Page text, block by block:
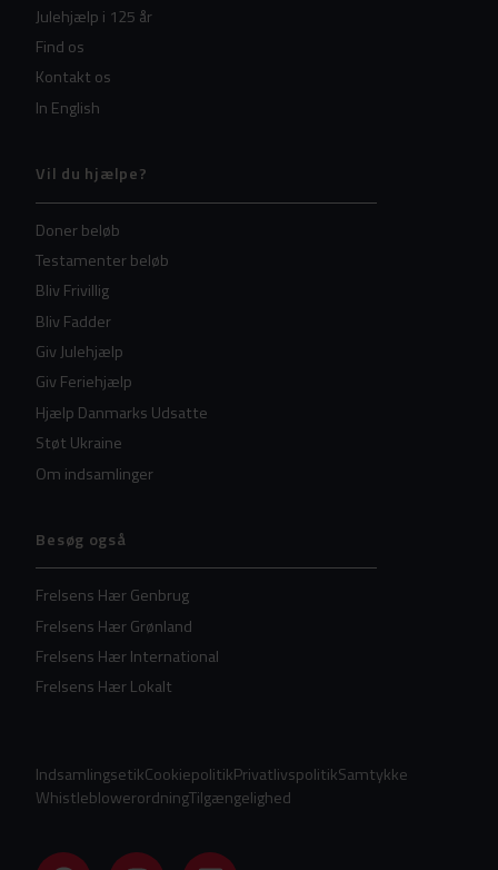
Julehjælp i 125 år
Find os
Kontakt os
In English
Vil du hjælpe?
Doner beløb
Testamenter beløb
Bliv Frivillig
Bliv Fadder
Giv Julehjælp
Giv Feriehjælp
Hjælp Danmarks Udsatte
Støt Ukraine
Om indsamlinger
Besøg også
Frelsens Hær Genbrug
Frelsens Hær Grønland
Frelsens Hær International
Frelsens Hær Lokalt
IndsamlingsetikCookiepolitikPrivatlivspolitikSamtykke
WhistleblowerordningTilgængelighed